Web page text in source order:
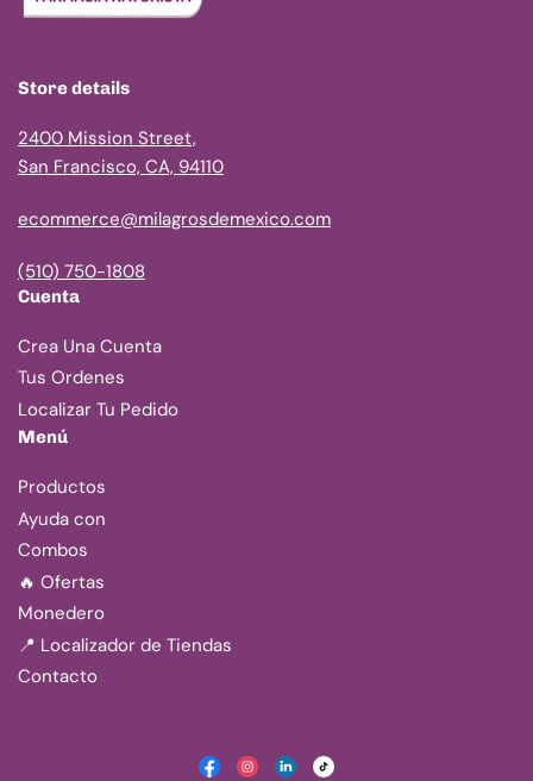
Store details
2400 Mission Street,
San Francisco, CA, 94110
ecommerce@milagrosdemexico.com
(510) 750-1808
Cuenta
Crea Una Cuenta
Tus Ordenes
Localizar Tu Pedido
Menú
Productos
Ayuda con
Combos
🔥 Ofertas
Monedero
📍 Localizador de Tiendas
Contacto
FacebookInstagram
LinkedInTikTok